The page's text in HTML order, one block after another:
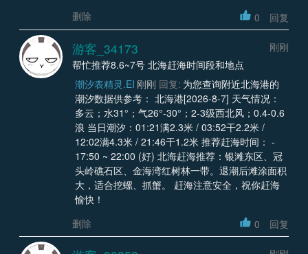
删除
0 回复
游客_34173
刚刚
帮忙推荐8.6~7号 北海赶海时间段和地点
潮汐表精灵.EI 刚刚 回复: 为您查询附近北海港的
潮汐数据供参考： 北海港[2026-8-7] 天气情况：
多云；水31°；气26°-30°；2-3级西北风；0.4-0.6
浪 当日潮汐：01:21满2.3米 / 03:52干2.2米 /
12:02满4.3米 / 21:46干1.2米 推荐赶海时间： -
17:50 ~ 22:00 (好) 北海赶海推荐：银滩东区、冠
头岭礁石区、金海湾红树林一带。退潮后滩涂面积
大，适合挖螺、抓蟹。 赶海注意安全，祝你赶海
愉快！
删除
0 回复